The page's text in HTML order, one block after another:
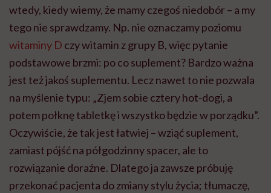
wtedy, kiedy wiemy, że mamy czegoś niedobór – a my
tego nie sprawdzamy. Np. nie oznaczamy poziomu
witaminy D czy witamin z grupy B, więc pytanie
podstawowe brzmi: po co suplement? Bardzo ważna
jest też jakoś suplementu. Lecznawet to nie pozwala
na myślenie typu: „Zjem sobie czteryhot-dogi, a
potem połknę tabletkę i wszystko będzie w porządku”.
Oczywiście, że tak jest łatwiej – wziąć suplement,
zamiast pójść na półgodzinny spacer, ale to
rozwiązanie doraźne. Dlatego ja zawsze próbuję
przekonać pacjenta do zmiany stylu życia; tłumaczę,